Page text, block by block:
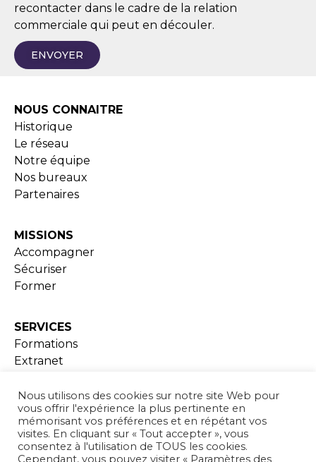
recontacter dans le cadre de la relation
commerciale qui peut en découler.
ENVOYER
NOUS CONNAITRE
Historique
Le réseau
Notre équipe
Nos bureaux
Partenaires
MISSIONS
Accompagner
Sécuriser
Former
SERVICES
Formations
Extranet
ADHESION
Nous utilisons des cookies sur notre site Web pour
vous offrir l'expérience la plus pertinente en
mémorisant vos préférences et en répétant vos
visites. En cliquant sur « Tout accepter », vous
consentez à l'utilisation de TOUS les cookies.
Cependant, vous pouvez visiter « Paramètres des